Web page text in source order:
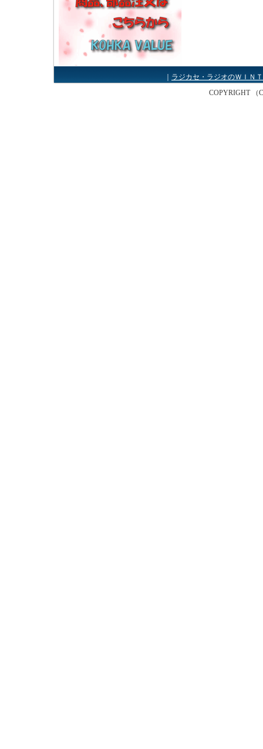
｜ラジカセ・ラジオのＷＩＮ
COPYRIGHT （